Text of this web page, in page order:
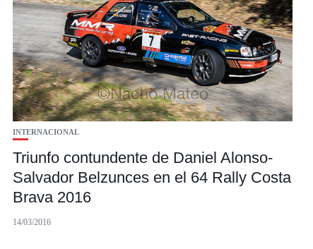
INTERNACIONAL
Triunfo contundente de Daniel Alonso-
Salvador Belzunces en el 64 Rally Costa
Brava 2016
14/03/2016